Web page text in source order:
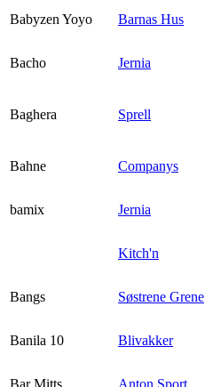
Babyzen Yoyo
Barnas Hus
Bacho Jernia
Baghera Sprell
Bahne Companys
bamix
Jernia
Kitch'n
Bangs
Søstrene Grene
Banila 10 Blivakker
Bar Mitts
Anton Sport